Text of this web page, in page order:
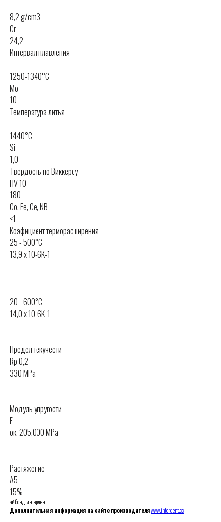
8,2 g/cm3
Cr
24,2
Интервал плавления
1250-1340°C
Mo
10
Температура литья
1440°C
Si
1,0
Твердость по Виккерсу
HV 10
180
Co, Fe, Ce, NB
<1
Коэфициент терморасширения
25 - 500°C
13,9 x 10-6K-1
20 - 600°C
14,0 x 10-6K-1
Предел текучести
Rp 0,2
330 MPa
Модуль упругости
E
oк. 205.000 MPa
Растяжение
A5
15%
айбонд, интердент
Дополнительная информация на сайте производителяwww.interdent.cc